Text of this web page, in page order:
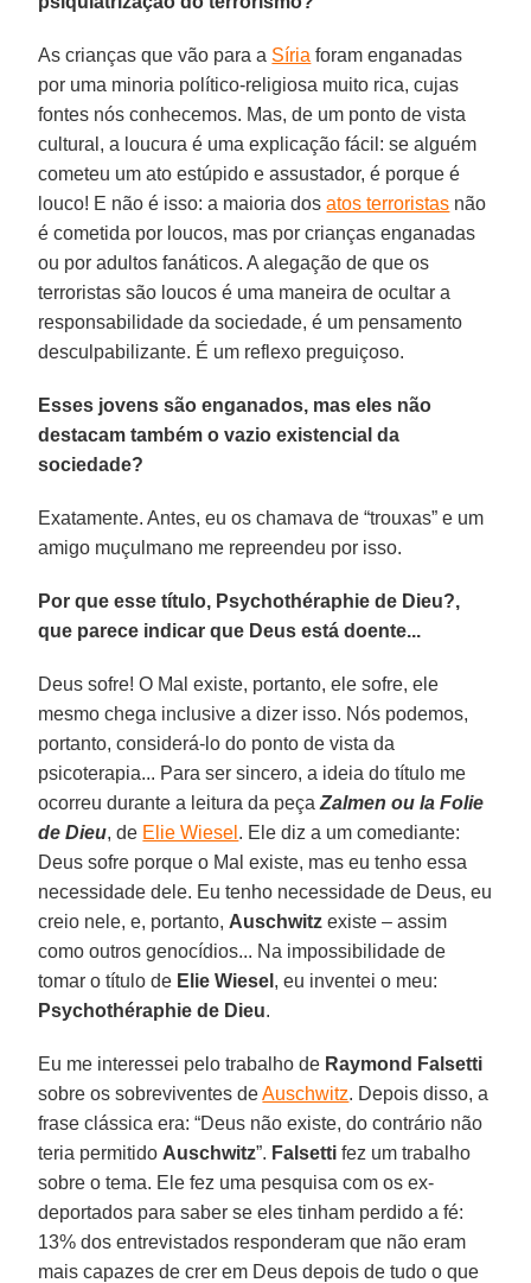
As crianças que vão para a Síria foram enganadas
por uma minoria político-religiosa muito rica, cujas
fontes nós conhecemos. Mas, de um ponto de vista
cultural, a loucura é uma explicação fácil: se alguém
cometeu um ato estúpido e assustador, é porque é
louco! E não é isso: a maioria dosatos terroristas não
é cometida por loucos, mas por crianças enganadas
ou por adultos fanáticos. A alegação de que os
terroristas são loucos é uma maneira de ocultar a
responsabilidade da sociedade, é um pensamento
desculpabilizante. É um reflexo preguiçoso.
Esses jovens são enganados, mas eles não
destacam também o vazio existencial da
sociedade?
Exatamente. Antes, eu os chamava de “trouxas” e um
amigo muçulmano me repreendeu por isso.
Por que esse título, Psychothéraphie de Dieu?,
que parece indicar que Deus está doente...
Deus sofre! O Mal existe, portanto, ele sofre, ele
mesmo chega inclusive a dizer isso. Nós podemos,
portanto, considerá-lo do ponto de vista da
psicoterapia... Para ser sincero, a ideia do título me
ocorreu durante a leitura da peçaZalmen ou la Folie
de Dieu, de Elie Wiesel . Ele diz a um comediante:
Deus sofre porque o Mal existe, mas eu tenho essa
necessidade dele. Eu tenho necessidade de Deus, eu
creio nele, e, portanto, Auschwitz existe – assim
como outros genocídios... Na impossibilidade de
tomar o título de Elie Wiesel , eu inventei o meu:
Psychothéraphie de Dieu.
Eu me interessei pelo trabalho de Raymond Falsetti
sobre os sobreviventes deAuschwitz. Depois disso, a
frase clássica era: “Deus não existe, do contrário não
teria permitido Auschwitz”. Falsetti fez um trabalho
sobre o tema. Ele fez uma pesquisa com os ex-
deportados para saber se eles tinham perdido a fé:
13% dos entrevistados responderam que não eram
mais capazes de crer em Deus depois de tudo o que